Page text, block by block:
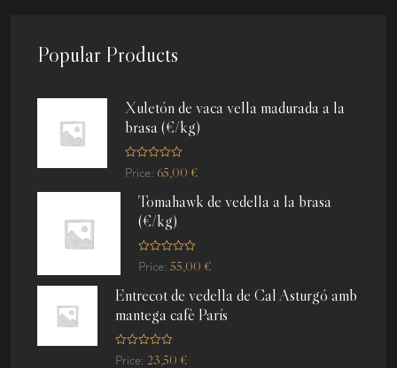
Popular Products
Xuletón de vaca vella madurada a la
brasa (€/kg)
R
aPrice: 65,00 €
Tomahawk de vedella a la brasa
(€/kg)
R
a
e
d
0
u
t
Price: 55,00 €
Entrecot de vedella de Cal Asturgó amb
mantega cafè París
R
aPrice:23,50 €